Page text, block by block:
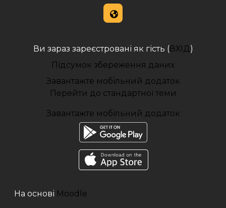
Ви зараз зареєстровані як гість (ВХІД )
Підсумок збереження даних
Завантажте мобільний додаток
Перейти до стандартної теми
Завантажте мобільний додаток
На основі Moodle